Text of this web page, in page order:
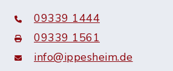
09339 1444
09339 1561
info@ippesheim.de